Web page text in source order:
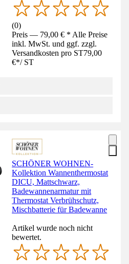
(0)
Preis — 79,00 € * Alle Preise
inkl. MwSt. und ggf. zzgl.
Versandkosten pro ST79,00
€*/ ST
SCHÖNER WOHNEN-
Kollektion Wannenthermostat
DICU, Mattschwarz,
Badewannenarmatur mit
Thermostat Verbrühschutz,
Mischbatterie für Badewanne
Artikel wurde noch nicht
bewertet.